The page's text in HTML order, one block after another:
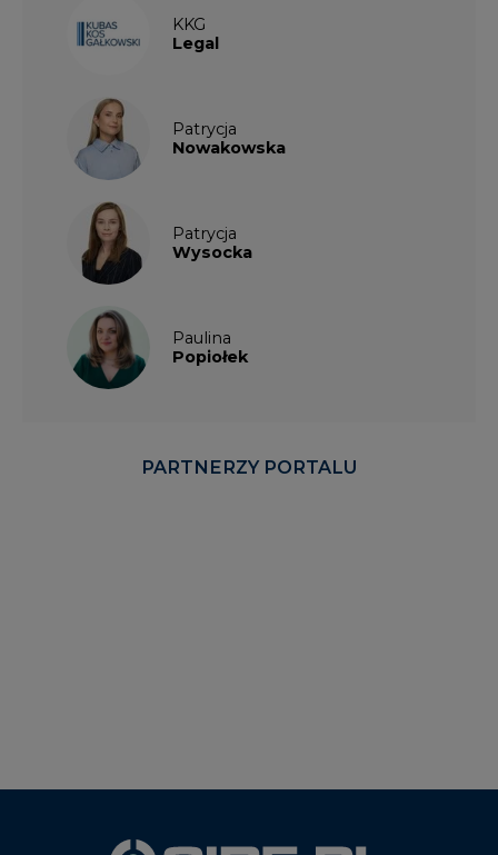
KKG
Legal
Patrycja
Nowakowska
Patrycja
Wysocka
Paulina
Popiołek
PARTNERZY PORTALU